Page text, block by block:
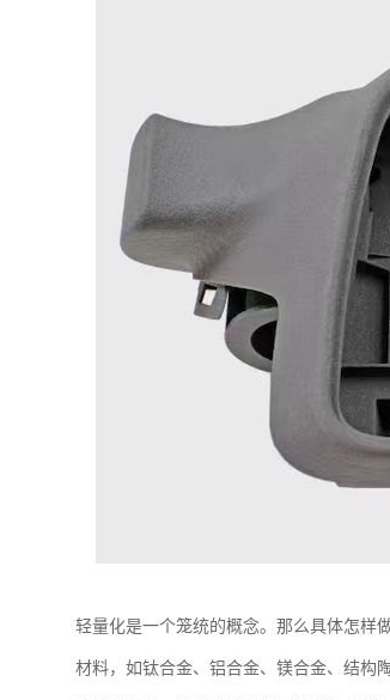
轻量化是一个笼统的概念。那么具体怎样
材料，如钛合金、铝合金、镁合金、结构